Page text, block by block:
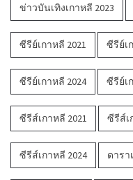
ข่าวบันเทิงเกาหลี 2023
ซีรีย์เกาหลี 2021 ซีรีย์เ
ซีรีย์เกาหลี 2024 ซีรีย์เ
ซีรีส์เกาหลี 2021 ซีรีส์เ
ซีรีส์เกาหลี 2024 ดารา